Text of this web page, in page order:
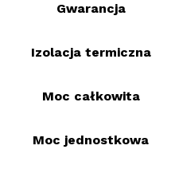
Gwarancja
Izolacja termiczna
Moc całkowita
Moc jednostkowa